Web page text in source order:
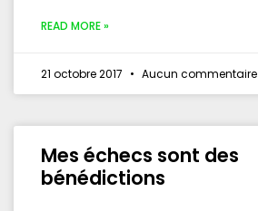
READ MORE »
21 octobre 2017 Aucun commentaire
Mes échecs sont des
bénédictions